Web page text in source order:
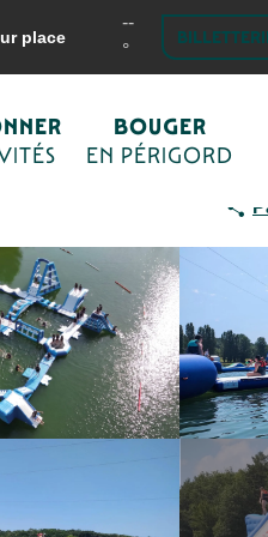
place
--
°
BOUGER
EN PÉRIGORD
Monkey Island